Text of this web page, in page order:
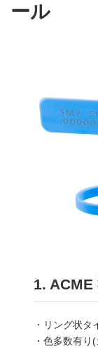
ール
1.
・リング状タ
・色多数有り